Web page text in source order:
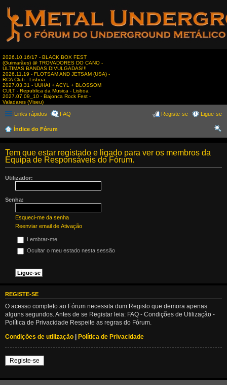
2026.10.16/17 - BLACK BOX FEST
(Guimarães) @ TROVADORES DO CANO -
ÚLTIMAS BANDAS DIVULGADAS!!!
2026.11.19 - FLOTSAM AND JETSAM (USA) -
RCA Club - Lisboa
2027.03.31 - UUHAI + ACYL + BLOSSOM
CULT - Republica da Musica - Lisboa
2027.07.09_10 - Bajonca Rock Fest -
Valadares (Viseu)
Links rápidos FAQ Ligue-se
Registe-se
Índice do Fórum
Tem que estar registado e ligado para ver os membros da
Equipa de Responsáveis do Fórum.
Utilizador:
Senha:
Esqueci-me da senha
Reenviar email de Ativação
Lembrar-me
Ocultar o meu estado nesta sessão
REGISTE-SE
O acesso completo ao Fórum necessita dum Registo que demora apenas
alguns segundos. Antes de se Registar leia: FAQ - Condições de Utilização -
Política de Privacidade Respeite as regras do Fórum.
Condições de utilização | Política de Privacidade
Registe-se